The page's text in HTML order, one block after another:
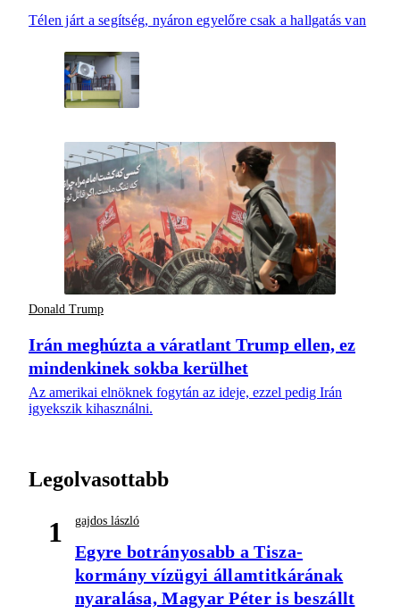
Télen járt a segítség, nyáron egyelőre csak a hallgatás van
Donald Trump
Irán meghúzta a váratlant Trump ellen, ez
mindenkinek sokba kerülhet
Az amerikai elnöknek fogytán az ideje, ezzel pedig Irán
igyekszik kihasználni.
Legolvasottabb
1 gajdos lászló
Egyre botrányosabb a Tisza-
kormány vízügyi államtitkárának
nyaralása, Magyar Péter is beszállt